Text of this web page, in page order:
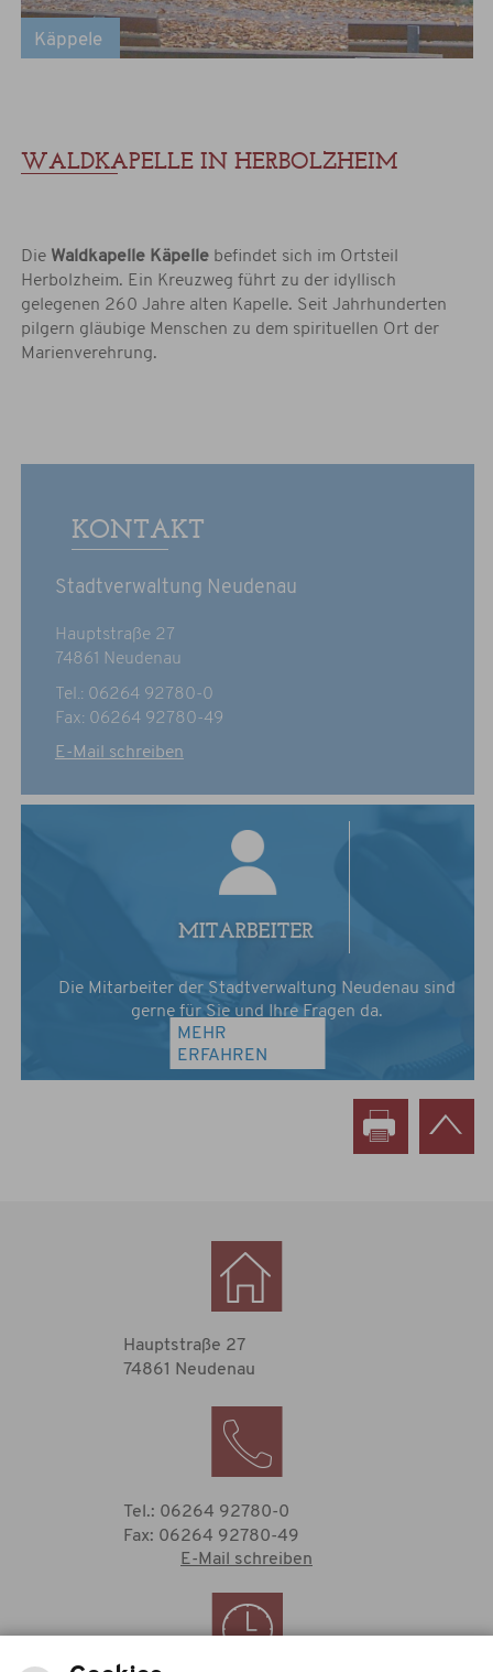
Käppele
WALDKAPELLE IN HERBOLZHEIM
Die Waldkapelle Käpellebefindet sich im Ortsteil
Herbolzheim. Ein Kreuzweg führt zu der idyllisch
gelegenen 260 Jahre alten Kapelle. Seit Jahrhunderten
pilgern gläubige Menschen zu dem spirituellen Ort der
Marienverehrung.
KONTAKT
Stadtverwaltung Neudenau
Hauptstraße 27
74861 Neudenau
Tel.: 06264 92780-0
Fax: 06264 92780-49
E-Mail schreiben
Die Mitarbeiter der Stadtverwaltung Neudenau sind
gerne für Sie und Ihre Fragen da.
MEHR
ERFAHREN
Hauptstraße 27
74861 Neudenau
Tel.: 06264 92780-0
Fax: 06264 92780-49
E-Mail schreiben